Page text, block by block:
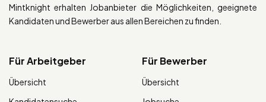
Mintknight erhalten Jobanbieter die Möglichkeiten, geeignete
Kandidaten und Bewerber aus allen Bereichen zu finden.
Für Arbeitgeber
Übersicht
Für Bewerber
Übersicht